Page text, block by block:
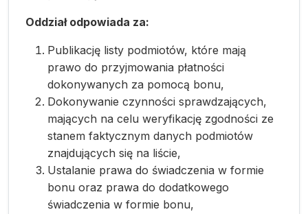
Oddział odpowiada za:
Publikację listy podmiotów, które mają
prawo do przyjmowania płatności
dokonywanych za pomocą bonu,
Dokonywanie czynności sprawdzających,
mających na celu weryfikację zgodności ze
stanem faktycznym danych podmiotów
znajdujących się na liście,
Ustalanie prawa do świadczenia w formie
bonu oraz prawa do dodatkowego
świadczenia w formie bonu,